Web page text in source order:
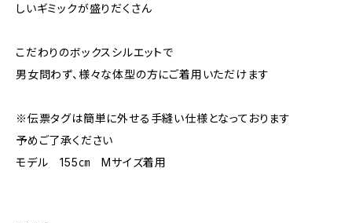
しいギミックが盛りだくさん
こだわりのボックスシルエットで
男女問わず、様々な体型の方にご着用いただけます
※伝票タグは簡単に外せる手縫い仕様となっております
予めご了承ください
モデル 155㎝ Mサイズ着用